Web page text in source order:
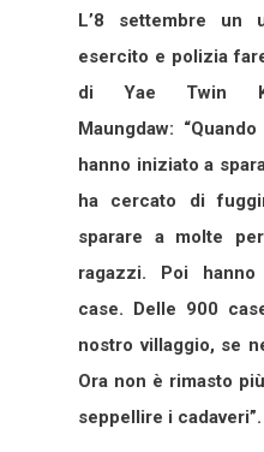
L’8 settembre
esercito e polizia
di Yae Twin
Maungdaw:
hanno iniziato a
ha cercato di
sparare a molte
ragazzi. Poi
case. Delle 900
nostro villaggio, se
Ora non è rimasto
seppellire i cadaveri”.